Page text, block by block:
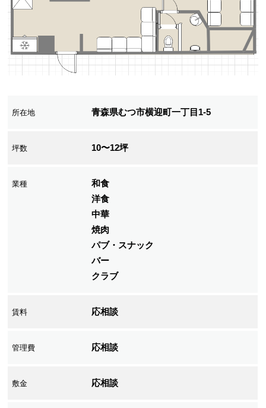
所在地 青森県むつ市横迎町一丁目1-5
坪数 10〜12坪
業種
和食
洋食
中華
焼肉
パブ・スナック
バー
クラブ
賃料 応相談
管理費 応相談
敷金 応相談